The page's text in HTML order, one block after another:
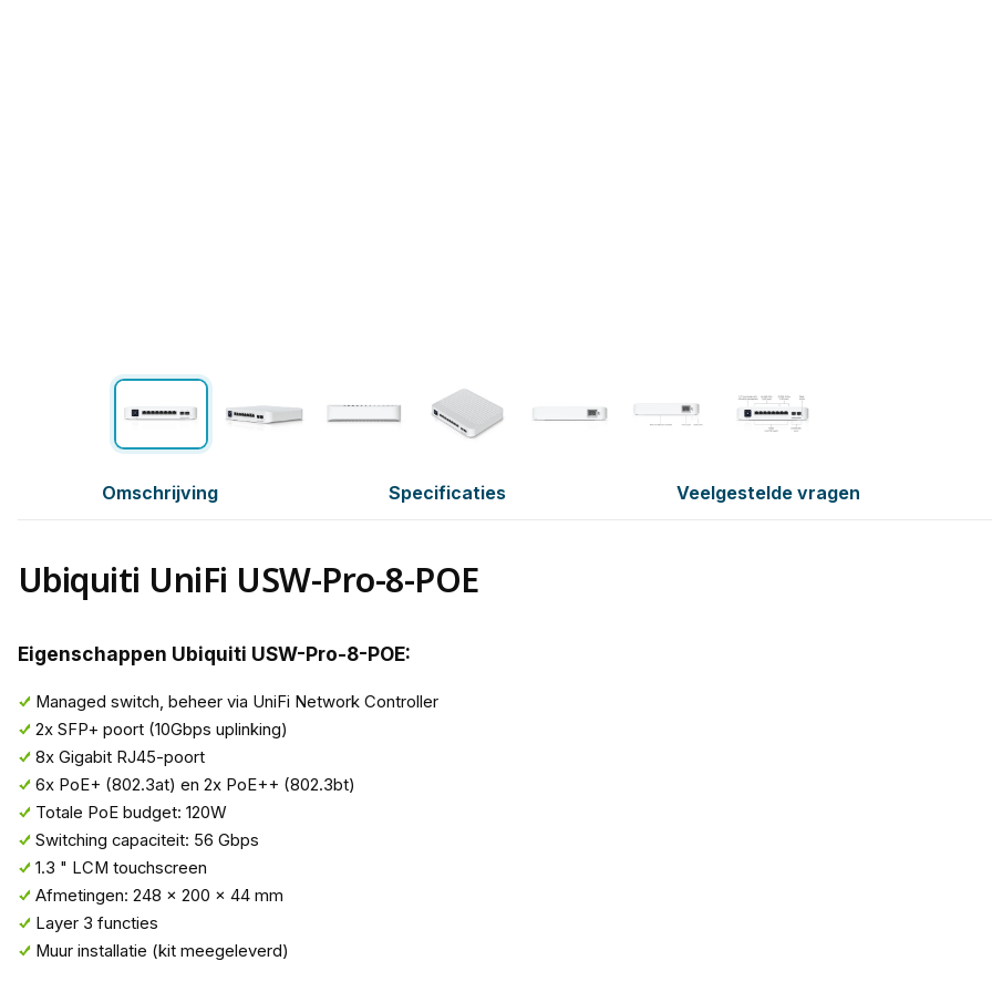
Omschrijving Specificaties Veelgestelde vragen
Ubiquiti UniFi USW-Pro-8-POE
Eigenschappen Ubiquiti USW-Pro-8-POE:
Managed switch, beheer via UniFi Network Controller
2x SFP+ poort (10Gbps uplinking)
8x Gigabit RJ45-poort
6x PoE+ (802.3at) en 2x PoE++ (802.3bt)
Totale PoE budget: 120W
Switching capaciteit: 56 Gbps
1.3 " LCM touchscreen
Afmetingen: 248 x 200 x 44 mm
Layer 3 functies
Muur installatie (kit meegeleverd)